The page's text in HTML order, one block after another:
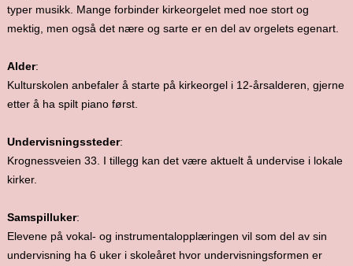
typer musikk. Mange forbinder kirkeorgelet med noe stort og
mektig, men også det nære og sarte er en del av orgelets egenart.
Alder:
Kulturskolen anbefaler å starte på kirkeorgel i 12-årsalderen, gjerne
etter å ha spilt piano først.
Undervisningssteder:
Krognessveien 33. I tillegg kan det være aktuelt å undervise i lokale
kirker.
Samspilluker:
Elevene på vokal- og instrumentalopplæringen vil som del av sin
undervisning ha 6 uker i skoleåret hvor undervisningsformen er